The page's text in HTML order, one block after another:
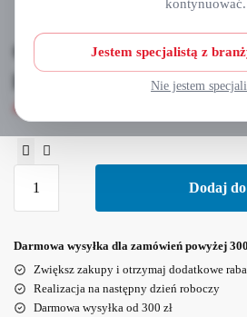
kontynuować.
Jestem specjalistą z
Nie jestem
Osłona (rękaw) na
prowadnicą 120x8cm
4,90
Dodaj
Darmowa wysyłka dla zamówień powyżej
Zwiększ zakupy i otrzymaj dodatkowe
Realizacja na następny dzień roboczy
Darmowa wysyłka od 300 zł